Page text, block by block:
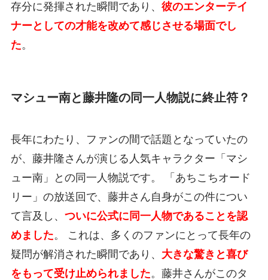
存分に発揮された瞬間であり、 彼のエンターテイ
ナーとしての才能を改めて感じさせる場面でし
た。
マシュー南と藤井隆の同一人物説に終止符？
長年にわたり、ファンの間で話題となっていたの
が、藤井隆さんが演じる人気キャラクター「マシ
ュー南」との同一人物説です。 「あちこちオード
リー」の放送回で、藤井さん自身がこの件につい
て言及し、 ついに公式に同一人物であることを認
めました。 これは、多くのファンにとって長年の
疑問が解消された瞬間であり、 大きな驚きと喜び
をもって受け止められました。藤井さんがこのタ